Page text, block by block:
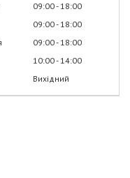
09:00 18:00
09:00 18:00
09:00 18:00
10:00 14:00
Вихідний